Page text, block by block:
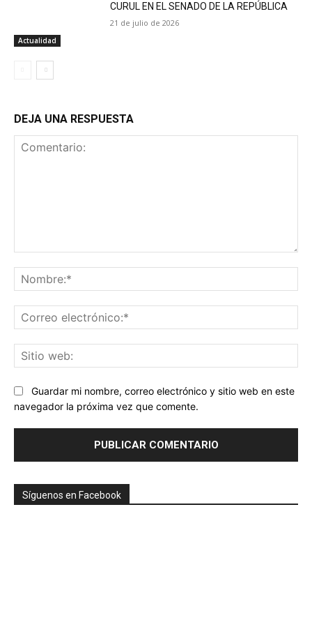
Actualidad
CURUL EN EL SENADO DE LA REPÚBLICA
21 de julio de 2026
DEJA UNA RESPUESTA
Guardar mi nombre, correo electrónico y sitio web en este
navegador la próxima vez que comente.
Síguenos en Facebook